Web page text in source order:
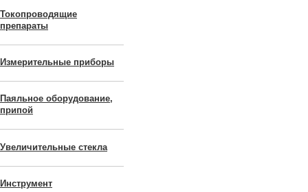
Токопроводящие
препараты
Измерительные приборы
Паяльное оборудование,
припой
Увеличительные стекла
Инструмент